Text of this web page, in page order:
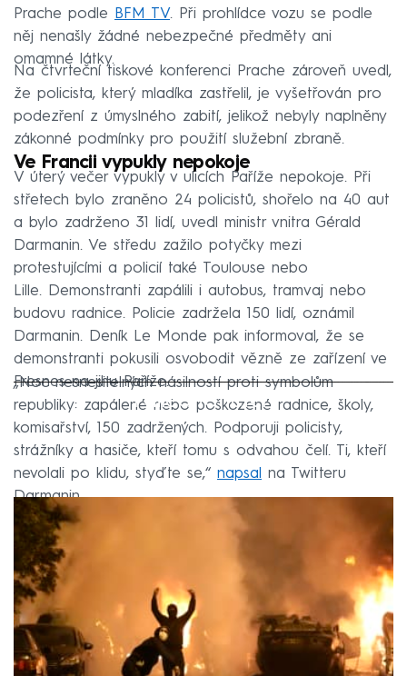
Prache podle
BFM TV. Při prohlídce vozu se podle
něj nenašly žádné nebezpečné předměty ani
omamné látky.
Na čtvrteční tiskové konferenci Prache zároveň uvedl,
že policista, který mladíka zastřelil, je vyšetřován pro
podezření z úmyslného zabití, jelikož nebyly naplněny
zákonné podmínky pro použití služební zbraně.
Ve Francii vypukly nepokoje
V úterý večer vypukly v ulicích Paříže nepokoje. Při
střetech bylo zraněno 24 policistů, shořelo na 40 aut
a bylo zadrženo 31 lidí, uvedl ministr vnitra Gérald
Darmanin. Ve středu zažilo potyčky mezi
protestujícími a policií také Toulouse nebo
Lille. Demonstranti zapálili i autobus, tramvaj nebo
budovu radnice. Policie zadržela 150 lidí, oznámil
Darmanin. Deník Le Monde pak informoval, že se
demonstranti pokusili osvobodit vězně ze zařízení ve
Fresnes na jihu Paříže.
Failed to fetch
„Noc nesnesitelných násilností proti symbolům
republiky: zapálené nebo poškozené radnice, školy,
komisařství, 150 zadržených. Podporuji policisty,
strážníky a hasiče, kteří tomu s odvahou čelí. Ti, kteří
nevolali po klidu, styďte se,“ napsal
na Twitteru
Darmanin.